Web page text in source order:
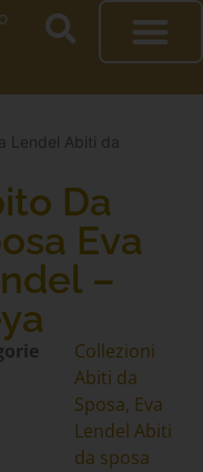
Lendel Abiti da
Da
Eva
–
Collezioni
Abiti da
Sposa Eva
Lendel Abiti
da sposa